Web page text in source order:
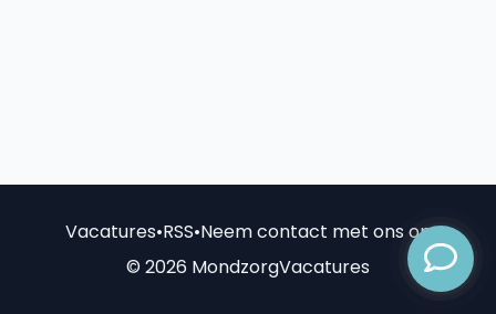
Vacatures•RSS•Neem contact met ons op
© 2026 MondzorgVacatures